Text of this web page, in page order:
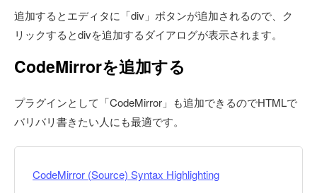
追加するとエディタに「div」ボタンが追加されるので、ク
リックするとdivを追加するダイアログが表示されます。
CodeMirrorを追加する
プラグインとして「CodeMirror」も追加できるのでHTMLで
バリバリ書きたい人にも最適です。
CodeMirror (Source) Syntax Highlighting